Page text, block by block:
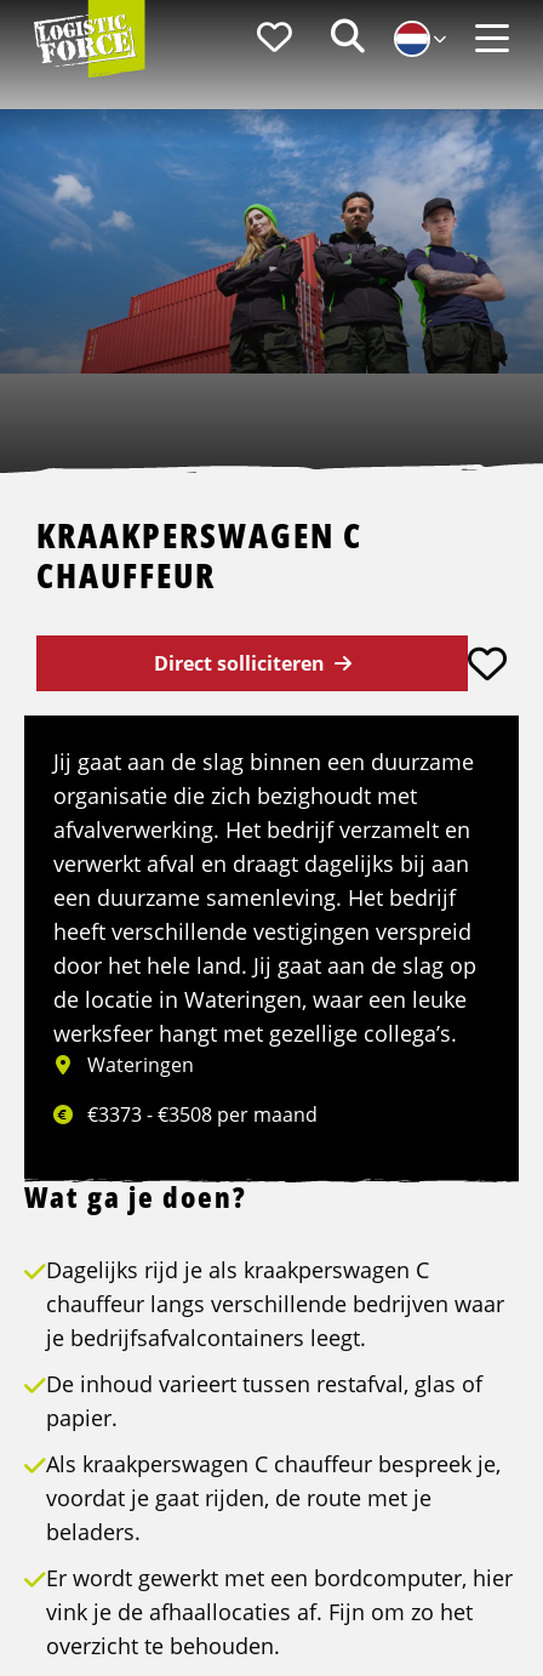
Logistic
Force
FavorietenZoeken
KRAAKPERSWAGEN C
CHAUFFEUR
Direct solliciteren
Jij gaat aan de slag binnen een duurzame
organisatie die zich bezighoudt met
afvalverwerking. Het bedrijf verzamelt en
verwerkt afval en draagt dagelijks bij aan
een duurzame samenleving. Het bedrijf
heeft verschillende vestigingen verspreid
door het hele land. Jij gaat aan de slag op
de locatie in Wateringen, waar een leuke
werksfeer hangt met gezellige collega’s.
Wateringen
€3373 - €3508 per maand
Wat ga je doen?
Dagelijks rijd je als kraakperswagen C
chauffeur langs verschillende bedrijven waar
je bedrijfsafvalcontainers leegt.
De inhoud varieert tussen restafval, glas of
papier.
Als kraakperswagen C chauffeur bespreek je,
voordat je gaat rijden, de route met je
beladers.
Er wordt gewerkt met een bordcomputer, hier
vink je de afhaallocaties af. Fijn om zo het
overzicht te behouden.